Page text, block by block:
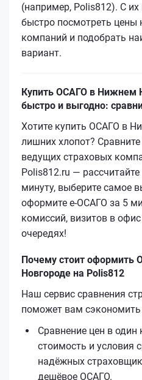
(например, Polis812). С
быстро посмотреть цены
компаний и подобрать
вариант.
Купить ОСАГО в Нижнем
быстро и выгодно:
Хотите купить ОСАГО в
лишних хлопот?
ведущих страховых
Polis812.ru —
минуту, выберите самое
оформите е‑ОСАГО за 5
комиссий, визитов в
очередях!
Почему стоит оформить
Новгороде на Polis812
Наш сервис сравнения
поможет вам сэкономить
Сравнение цен в
стоимость и условия
надёжных
дешёвое ОСАГО.